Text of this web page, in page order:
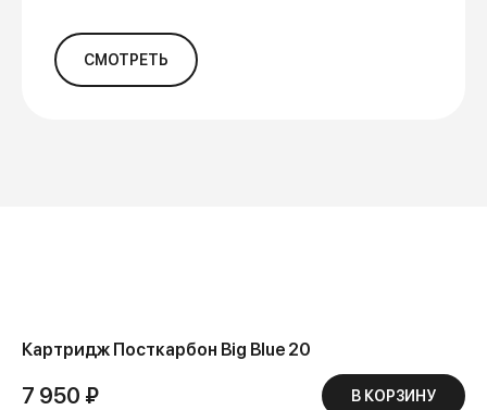
СМОТРЕТЬ
Картридж Посткарбон Big Blue 20
7 950 ₽ В КОРЗИНУ